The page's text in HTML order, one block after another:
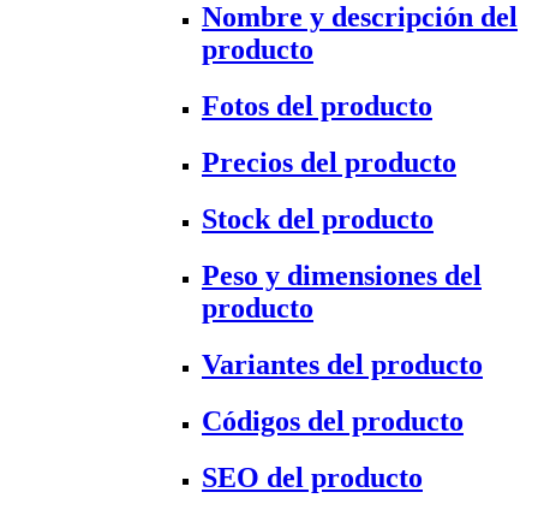
Nombre y descripción del
producto
Fotos del producto
Precios del producto
Stock del producto
Peso y dimensiones del
producto
Variantes del producto
Códigos del producto
SEO del producto